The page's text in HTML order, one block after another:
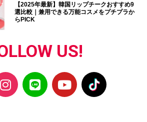
【2025年最新】韓国リップチークおすすめ9
選比較｜兼用できる万能コスメをプチプラか
らPICK
US!